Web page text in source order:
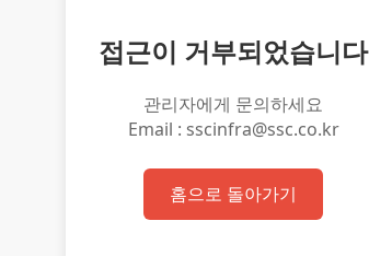
접근이 거부되었습니다
관리자에게 문의하세요
Email : sscinfra@ssc.co.kr
홈으로 돌아가기